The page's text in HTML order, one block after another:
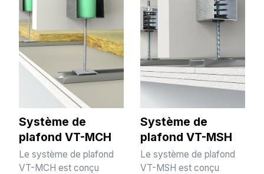
Système de
plafond VT-MCH
Le système de plafond
VT-MCH est conçu
Système de
plafond VT-MSH
Le système de plafond
VT-MSH est conçu